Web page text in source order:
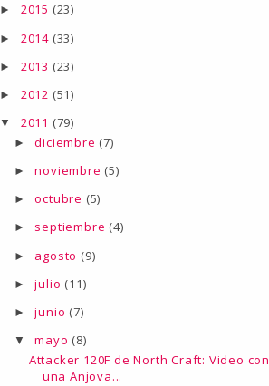
► 2015 (23)
► 2014 (33)
► 2013 (23)
► 2012 (51)
▼ 2011 (79)
►diciembre (7)
►noviembre (5)
►octubre (5)
► septiembre (4)
► agosto (9)
►julio (11)
►junio (7)
▼mayo (8)
Attacker 120F de North Craft: Video con
una Anjova...